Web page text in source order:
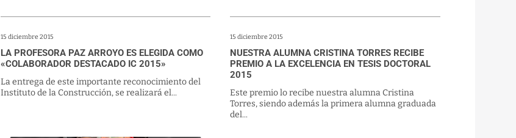
15 diciembre 2015
LA PROFESORA PAZ ARROYO ES ELEGIDA COMO
«COLABORADOR DESTACADO IC 2015»
La entrega de este importante reconocimiento del
Instituto de la Construcción, se realizará el...
15 diciembre 2015
NUESTRA ALUMNA CRISTINA TORRES RECIBE
PREMIO A LA EXCELENCIA EN TESIS DOCTORAL
2015
Este premio lo recibe nuestra alumna Cristina
Torres, siendo además la primera alumna graduada
del...